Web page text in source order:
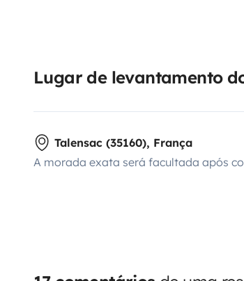
Lugar de levantamento
Talensac (35160), França
A morada exata será facultada após